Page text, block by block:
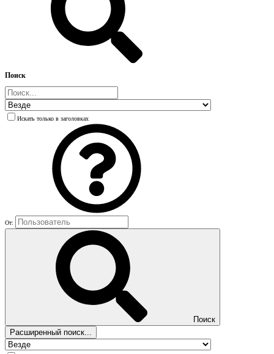
Поиск
Искать только в заголовках
От:
Поиск
Расширенный поиск...